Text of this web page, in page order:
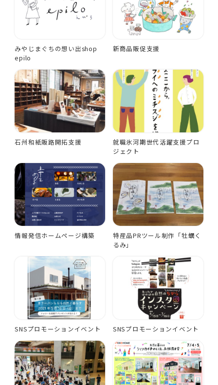
みやじまぐちの想い出shop
epilo
新商品販促支援
石州和紙販路開拓支援
就職氷河期世代活躍支援プロ
ジェクト
情報発信ホームページ構築
特産品PRツール制作「牡蠣く
るみ」
SNSプロモーションイベント SNSプロモーションイベント